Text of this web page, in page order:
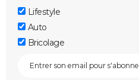
Lifestyle
Auto
Bricolage